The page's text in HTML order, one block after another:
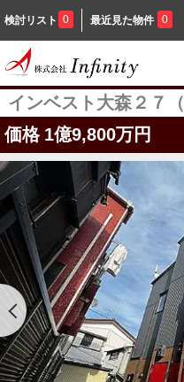
検討リスト 0 最近見た物件 0
インベスト大森２７（
価格 1億9,800万円